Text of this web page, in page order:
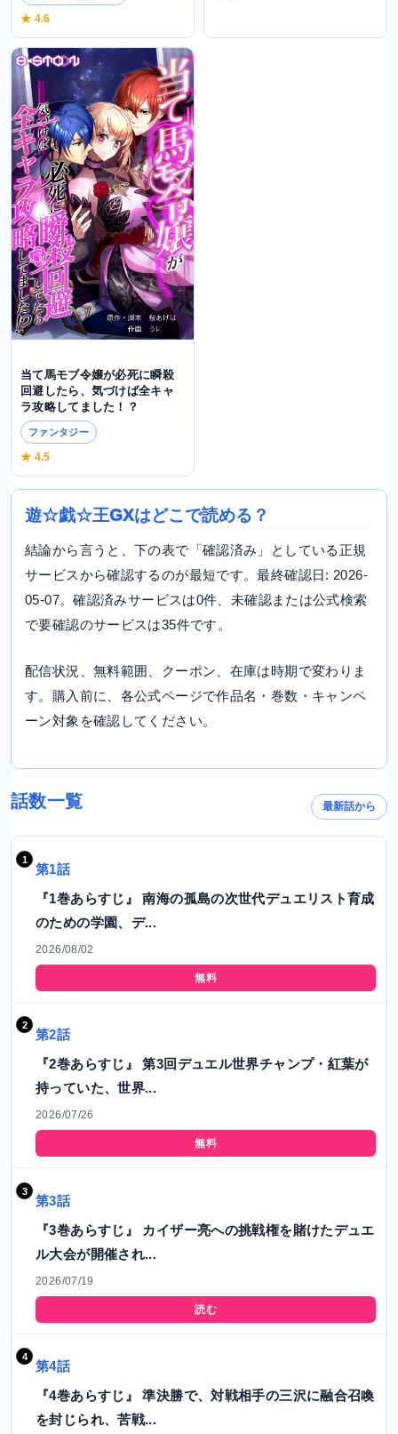
★ 4.6
当て馬モブ令嬢が必死に瞬殺
回避したら、気づけば全キャ
ラ攻略してました！？
ファンタジー
★ 4.5
遊☆戯☆王GXはどこで読める？
結論から言うと、下の表で「確認済み」としている正規
サービスから確認するのが最短です。最終確認日: 2026-
05-07。確認済みサービスは0件、未確認または公式検索
で要確認のサービスは35件です。
配信状況、無料範囲、クーポン、在庫は時期で変わりま
す。購入前に、各公式ページで作品名・巻数・キャンペ
ーン対象を確認してください。
話数一覧 最新話から
第1話
『1巻あらすじ』 南海の孤島の次世代デュエリスト育成
のための学園、デ...
2026/08/02
無料
第2話
『2巻あらすじ』 第3回デュエル世界チャンプ・紅葉が
持っていた、世界...
2026/07/26
無料
第3話
『3巻あらすじ』 カイザー亮への挑戦権を賭けたデュエ
ル大会が開催され...
2026/07/19
読む
第4話
『4巻あらすじ』 準決勝で、対戦相手の三沢に融合召喚
を封じられ、苦戦...